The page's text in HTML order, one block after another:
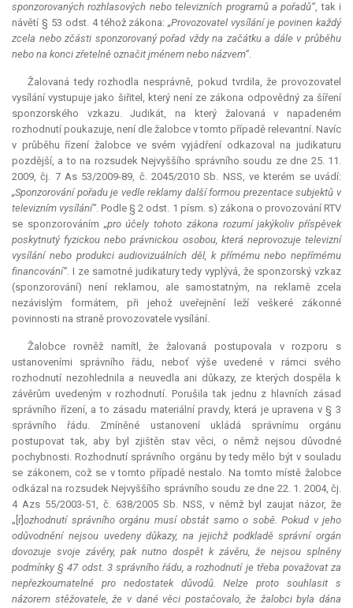
sponzorovaných rozhlasových nebo televizních programů a pořadů“, tak i
návětí § 53 odst. 4 téhož zákona:„Provozovatel vysílání je povinen každý
zcela nebo zčásti sponzorovaný pořad vždy na začátku a dále v průběhu
nebo na konci zřetelně označit jménem nebo názvem“.
Žalovaná tedy rozhodla nesprávně, pokud tvrdila, že provozovatel
vysílání vystupuje jako šiřitel, který není ze zákona odpovědný za šíření
sponzorského vzkazu.Judikát, na který žalovaná v napadeném
rozhodnutí poukazuje, není dle žalobce v tomto případě relevantní. Navíc
v průběhu řízení žalobce ve svém vyjádření odkazoval na judikaturu
pozdější, a to na rozsudek Nejvyššího správního soudu ze dne 25. 11.
2009, čj. 7 As 53/2009-89, č. 2045/2010 Sb. NSS, ve kterém se uvádí:
„Sponzorování pořadu je vedle reklamy další formou prezentace subjektů v
televizním vysílání“. Podle § 2 odst. 1 písm. s) zákona o provozování RTV
se sponzorováním „pro účely tohoto zákona rozumí jakýkoliv příspěvek
poskytnutý fyzickou nebo právnickou osobou, která neprovozuje televizní
vysílání nebo produkci audiovizuálních děl, k přímému nebo nepřímému
financování“. I ze samotné judikatury tedy vyplývá, že sponzorský vzkaz
(sponzorování) není reklamou, ale samostatným, na reklamě zcela
nezávislým formátem, při jehož uveřejnění leží veškeré zákonné
povinnosti na straně provozovatele vysílání.
Žalobce rovněž namítl, že žalovaná postupovala v rozporu s
ustanoveními správního řádu, neboť výše uvedené v rámci svého
rozhodnutí nezohlednila a neuvedla ani důkazy, ze kterých dospěla k
závěrům uvedeným v rozhodnutí. Porušila tak jednu z hlavních zásad
správního řízení, a to zásadu materiální pravdy, která je upravena v § 3
správního řádu. Zmíněné ustanovení ukládá správnímu orgánu
postupovat tak, aby byl zjištěn stav věci, o němž nejsou důvodné
pochybnosti. Rozhodnutí správního orgánu by tedy mělo být v souladu
se zákonem, což se v tomto případě nestalo. Na tomto místě žalobce
odkázal na rozsudek Nejvyššího správního soudu ze dne 22. 1. 2004, čj.
4 Azs 55/2003-51, č. 638/2005 Sb. NSS, v němž byl zaujat názor, že
„[r] ozhodnutí správního orgánu musí obstát samo o sobě. Pokud v jeho
odůvodnění nejsou uvedeny důkazy, na jejichž podkladě správní orgán
dovozuje svoje závěry, pak nutno dospět k závěru, že nejsou splněny
podmínky § 47 odst. 3 správního řádu, a rozhodnutí je třeba považovat za
nepřezkoumatelné pro nedostatek důvodů. Nelze proto souhlasit s
názorem stěžovatele, že v dané věci postačovalo, že žalobci byla dána